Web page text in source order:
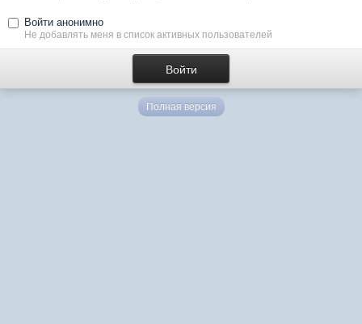
Войти анонимно
Не добавлять меня в список активных пользователей
Полная версия